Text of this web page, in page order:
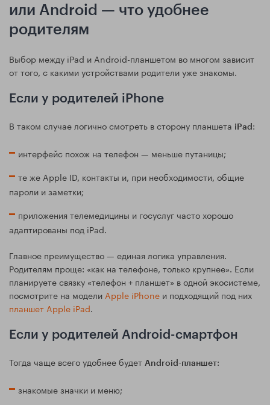
или Android — что удобнее
родителям
Выбор между iPad и Android-планшетом во многом зависит
от того, с какими устройствами родители уже знакомы.
Если у родителей iPhone
В таком случае логично смотреть в сторону планшета iPad :
интерфейс похож на телефон — меньше путаницы;
те же Apple ID, контакты и, при необходимости, общие
пароли и заметки;
приложения телемедицины и госуслуг часто хорошо
адаптированы под iPad.
Главное преимущество — единая логика управления.
Родителям проще: «как на телефоне, только крупнее». Если
планируете связку «телефон + планшет» в одной экосистеме,
посмотрите на модели Apple iPhone и подходящий под них
планшет Apple iPad.
Если у родителей Android-смартфон
Тогда чаще всего удобнее будет Android-планшет:
знакомые значки и меню;